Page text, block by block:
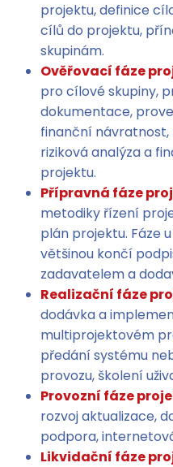
projektu, definice
cílů do projektu,
skupinám.
Ověřovací fáze
pro cílové skupiny,
dokumentace,
finanční návratnost,
riziková analýza a
projektu.
Přípravná fáze
metodiky řízení
plán projektu. Fáze
většinou končí
zadavatelem a
Realizační fáze
dodávka a
multiprojektovém
předání systému
provozu, školení
Provozní fáze
rozvoj aktualizace,
podpora,
Likvidační fáze